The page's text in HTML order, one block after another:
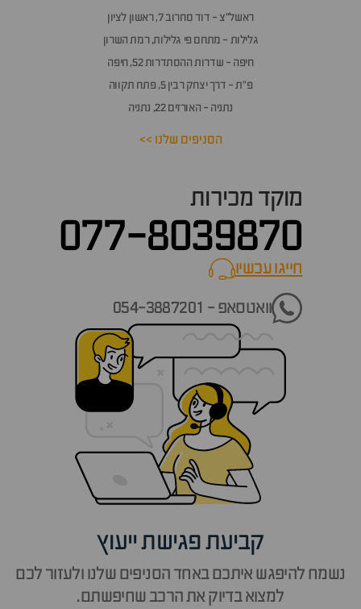
ראשל״צ - דוד סחרוב 7, ראשון לציון
גלילות - מתחם פי גלילות, רמת השרון
חיפה - שדרות ההסתדרות 52, חיפה
פ״ת - דרך יצחק רבין 5, פתח תקווה
נתניה - האורזים 22, נתניה
הסניפים שלנו >>
מוקד מכירות
077-8039870
חייגו עכשיוcall now
וואטסאפ - 054-3887201
קביעת פגישת ייעוץ
נשמח להיפגש איתכם באחד הסניפים שלנו ולעזור לכם
למצוא בדיוק את הרכב שחיפשתם.